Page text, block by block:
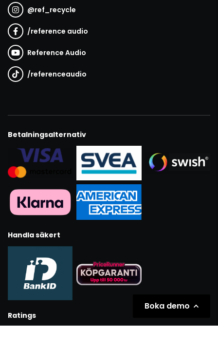
@ref_recycle
/reference audio
Reference Audio
/referenceaudio
Betalningsalternativ
Handla säkert
Ratings
Boka demo